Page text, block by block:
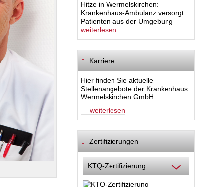
Hitze in Wermelskirchen:
Krankenhaus-Ambulanz versorgt
Patienten aus der Umgebung
weiterlesen
Karriere
Hier finden Sie aktuelle
Stellenangebote der Krankenhaus
Wermelskirchen GmbH.
weiterlesen
Zertifizierungen
KTQ-Zertifizierung